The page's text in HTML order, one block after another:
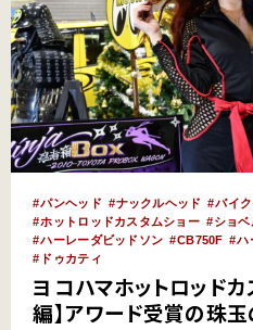
パンヘッド ナックルヘッド
バイ
ホットロッドカスタムショー
ショベ
ハーレーダビッドソン
CB750F ハ
ドゥカティ
ヨコハマホットロッド
編】アワード受賞の珠